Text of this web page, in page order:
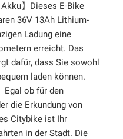
Akku】Dieses E-Bike
36V 13Ah Lithium-
Ladung eine
erreicht. Das
dafür, dass Sie sowohl
laden können.
Egal ob für den
die Erkundung von
Citybike ist Ihr
in der Stadt. Die